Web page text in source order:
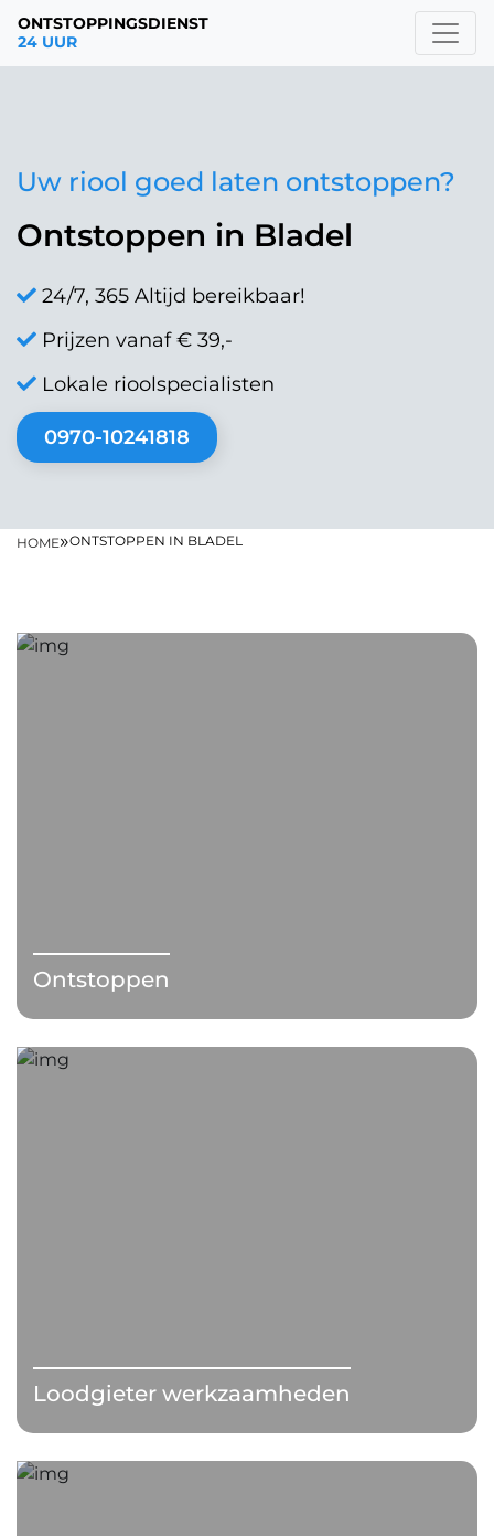
ONTSTOPPINGSDIENST
24 UUR
Uw riool goed laten ontstoppen?
Ontstoppen in Bladel
24/7, 365 Altijd bereikbaar!
Prijzen vanaf € 39,-
Lokale rioolspecialisten
0970-10241818
HOME»ONTSTOPPEN IN BLADEL
Ontstoppen
Loodgieter werkzaamheden